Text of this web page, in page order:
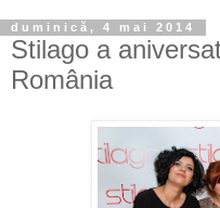
duminică, 4 mai 2014
Stilago a
România